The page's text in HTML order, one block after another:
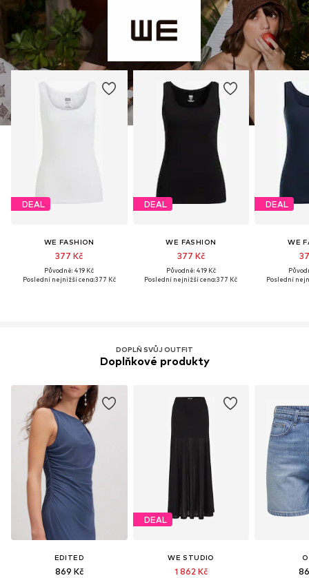
DEAL
WE FASHION
377 Kč
Původně: 419 Kč
Poslední nejnižší cena:377 Kč
DEAL
WE FASHION
377 Kč
Původně: 419 Kč
Poslední nejnižší cena:377 Kč
DEAL
WE
Poslední
DOPLŇ SVŮJ OUTFIT
Doplňkové produkty
EDITED
869 Kč
DEAL
WE STUDIO
1 862 Kč